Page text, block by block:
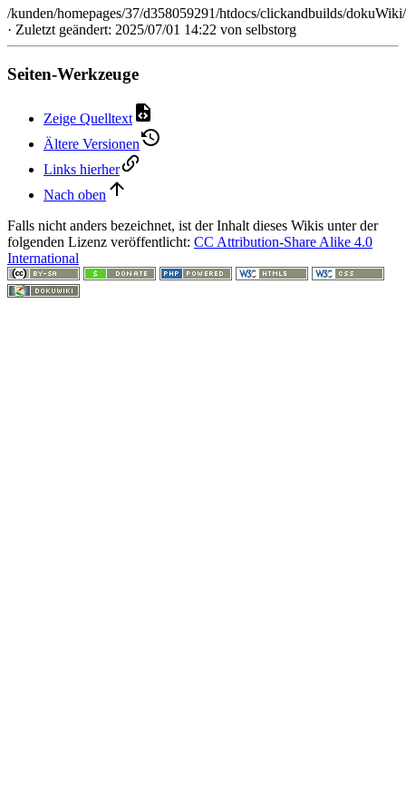
/kunden/homepages/37/d358059291/htdocs/clickandbuilds/
· Zuletzt geändert: 2025/07/01 14:22 von selbstorg
Seiten-Werkzeuge
Zeige Quelltext
Ältere Versionen
Links hierher
Nach oben
Falls nicht anders bezeichnet, ist der Inhalt dieses Wikis unter der
folgenden Lizenz veröffentlicht: CC Attribution-Share Alike 4.0
International